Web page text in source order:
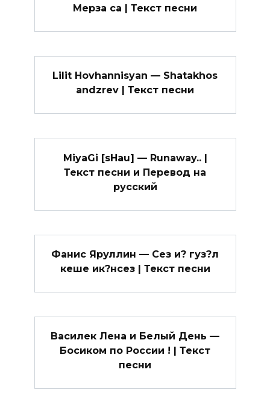
Мерза са | Текст песни
Lilit Hovhannisyan — Shatakhos
andzrev | Текст песни
MiyaGi [sHau] — Runaway.. |
Текст песни и Перевод на
русский
Фанис Яруллин — Сез и? гуз?л
кеше ик?нсез | Текст песни
Василек Лена и Белый День —
Босиком по России ! | Текст
песни